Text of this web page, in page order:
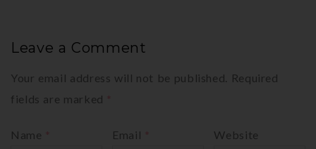
Leave a Comment
Your email address will not be published.
Required
fields are marked
Name Email Website